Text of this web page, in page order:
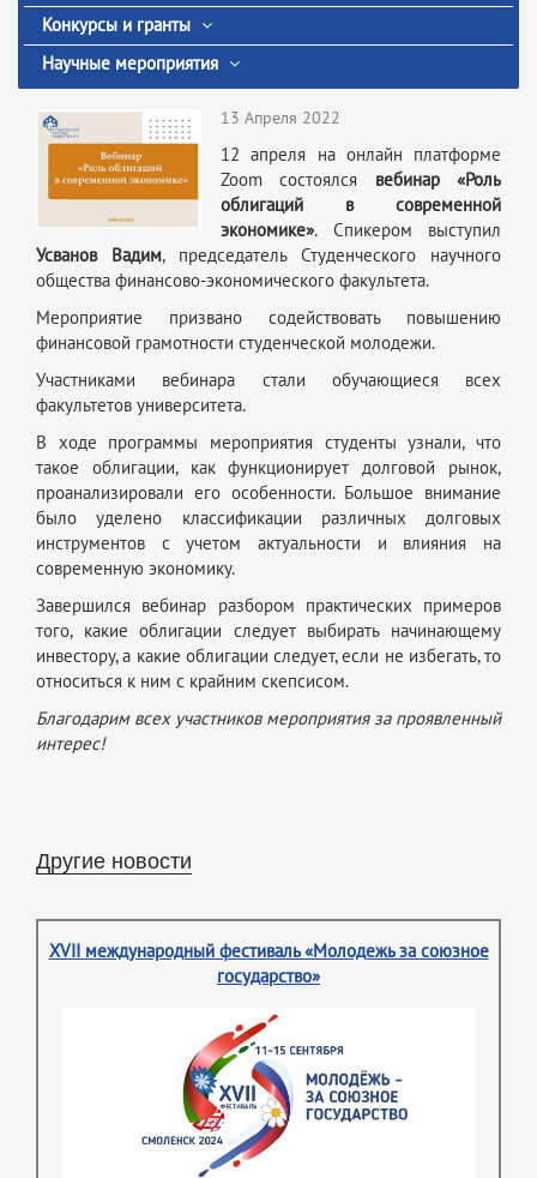
Конкурсы и гранты
Научные мероприятия
13 Апреля 2022
12 апреля на онлайн платформе
Zoom состоялся вебинар «Роль
облигаций в современной
экономике». Спикером выступил
Усванов Вадим, председатель Студенческого научного
общества финансово-экономического факультета.
Мероприятие призвано содействовать повышению
финансовой грамотности студенческой молодежи.
Участниками вебинара стали обучающиеся всех
факультетов университета.
В ходе программы мероприятия студенты узнали, что
такое облигации, как функционирует долговой рынок,
проанализировали его особенности. Большое внимание
было уделено классификации различных долговых
инструментов с учетом актуальности и влияния на
современную экономику.
Завершился вебинар разбором практических примеров
того, какие облигации следует выбирать начинающему
инвестору, а какие облигации следует, если не избегать, то
относиться к ним с крайним скепсисом.
Благодарим всех участников мероприятия за проявленный
интерес!
Другие новости
XVII международный фестиваль «Молодежь за союзное
государство»